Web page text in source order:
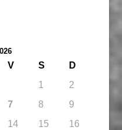
V S
D
1
2
7 8
9
14 15
16